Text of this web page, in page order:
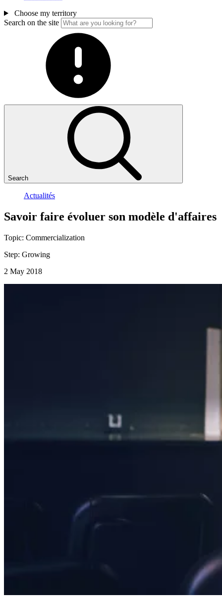
Choose my territory
Search on the site
Search
Actualités
Savoir faire évoluer son modèle d'affaires
Topic: Commercialization
Step: Growing
2 May 2018